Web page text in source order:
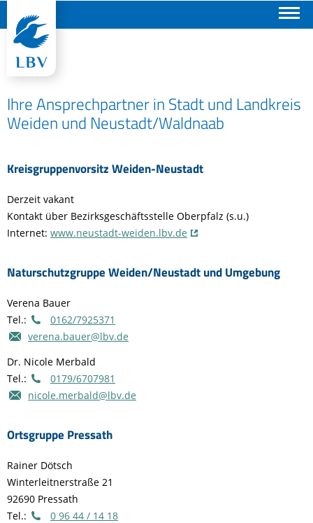
Ihre Ansprechpartner in Stadt und Landkreis
Weiden und Neustadt/Waldnaab
Kreisgruppenvorsitz Weiden-Neustadt
Derzeit vakant
Kontakt über Bezirksgeschäftsstelle Oberpfalz (s.u.)
Internet: www.neustadt-weiden.lbv.de
Naturschutzgruppe Weiden/Neustadt und Umgebung
Verena Bauer
Tel.:
0162/7925371
verena.bauer@lbv.de
Dr. Nicole Merbald
Tel.:
0179/6707981
nicole.merbald@lbv.de
Ortsgruppe Pressath
Rainer Dötsch
Winterleitnerstraße 21
92690 Pressath
Tel.:
0 96 44 / 14 18